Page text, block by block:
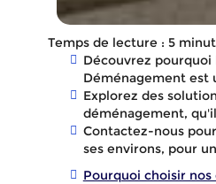
Temps de lecture : 5
Découvrez pourquoi
Déménagement est
Explorez des
déménagement,
Contactez-nous
ses environs, pour
Pourquoi choisir